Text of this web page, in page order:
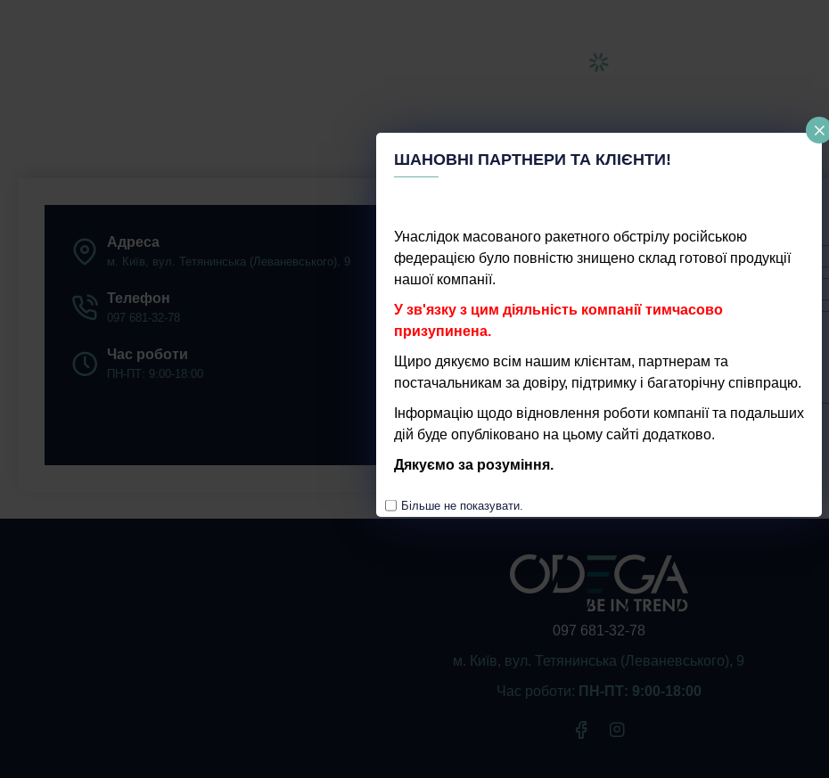
ШАНОВНІ ПАРТНЕРИ ТА КЛІЄНТИ!
Унаслідок масованого ракетного обстрілу російською
федерацією було повністю знищено склад готової продукції
нашої компанії.
У зв'язку з цим діяльність компанії тимчасово
призупинена.
Щиро дякуємо всім нашим клієнтам, партнерам та
постачальникам за довіру, підтримку і багаторічну співпрацю.
Інформацію щодо відновлення роботи компанії та подальших
дій буде опубліковано на цьому сайті додатково.
Дякуємо за розуміння.
Більше не показувати.
Адреса
м. Київ, вул. Тетянинська (Леваневського), 9
Телефон
097 681-32-78
Час роботи
ПН-ПТ: 9:00-18:00
Ім'я
097 681-32-78
м. Київ, вул. Тетянинська (Леваневського), 9
Час роботи: ПН-ПТ: 9:00-18:00